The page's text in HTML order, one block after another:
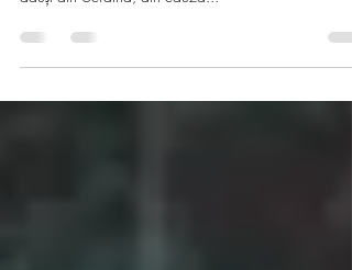
născut un pui pe 8 martie. Tatăl este unul din delfinii
aduși din Ucraina, din cauza...